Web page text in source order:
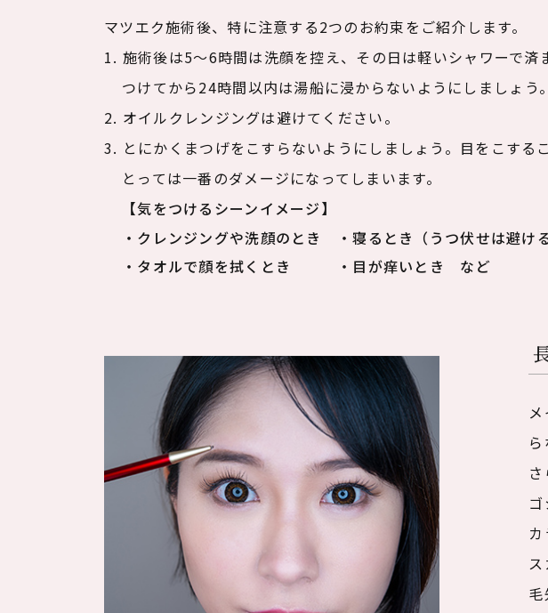
マツエク施術後、特に注意する2つのお約束をご紹介します。
1. 施術後は5～6時間は洗顔を控え、その日は軽いシャワーで済
つけてから24時間以内は湯船に浸からないようにしましょう。
2. オイルクレンジングは避けてください。
3. とにかくまつげをこすらないようにしましょう。目をこする
とっては一番のダメージになってしまいます。
【気をつけるシーンイメージ】
・クレンジングや洗顔のとき
・寝るとき（うつ伏せは避ける
・タオルで顔を拭くとき
・目が痒いとき など
毛